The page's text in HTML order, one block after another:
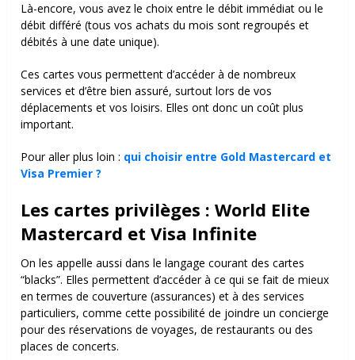
Là-encore, vous avez le choix entre le débit immédiat ou le
débit différé (tous vos achats du mois sont regroupés et
débités à une date unique).
Ces cartes vous permettent d’accéder à de nombreux
services et d’être bien assuré, surtout lors de vos
déplacements et vos loisirs. Elles ont donc un coût plus
important.
Pour aller plus loin : qui choisir entre Gold Mastercard et
Visa Premier ?
Les cartes privilèges : World Elite
Mastercard et Visa Infinite
On les appelle aussi dans le langage courant des cartes
“blacks”. Elles permettent d’accéder à ce qui se fait de mieux
en termes de couverture (assurances) et à des services
particuliers, comme cette possibilité de joindre un concierge
pour des réservations de voyages, de restaurants ou des
places de concerts.